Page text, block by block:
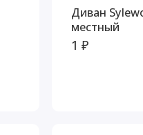
Диван Sylewood
местный
1 ₽